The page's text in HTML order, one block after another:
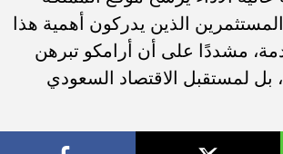
الذين يدركون أهمية هذا
مشددًا على أن أرامكو تبرهن
لمستقبل الاقتصاد السعودي